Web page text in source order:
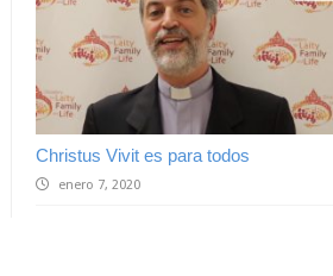
Christus Vivit es para todos
enero 7, 2020